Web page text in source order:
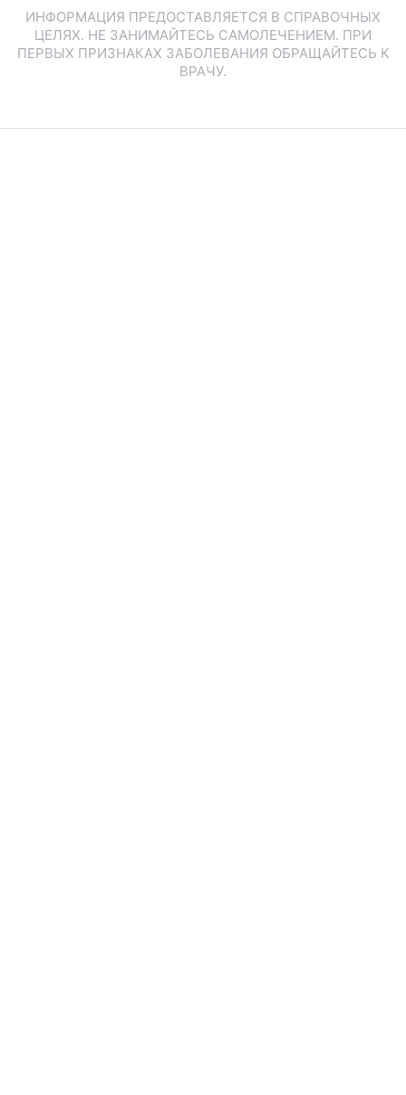
ИНФОРМАЦИЯ ПРЕДОСТАВЛЯЕТСЯ В СПРАВОЧНЫХ
ЦЕЛЯХ. НЕ ЗАНИМАЙТЕСЬ САМОЛЕЧЕНИЕМ. ПРИ
ПЕРВЫХ ПРИЗНАКАХ ЗАБОЛЕВАНИЯ ОБРАЩАЙТЕСЬ К
ВРАЧУ.